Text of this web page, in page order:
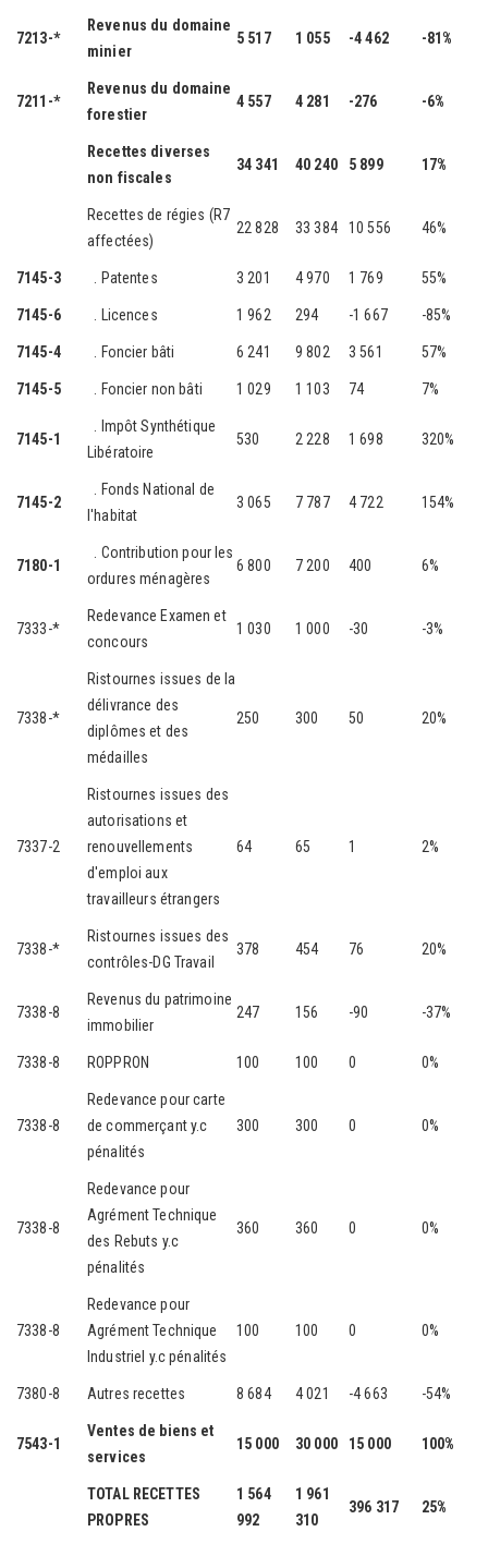
7213-*
Revenus du domaine
minier
5 517 1 055 -4 462 -81%
7211-*
Revenus du domaine
forestier
4 557 4 281 -276 -6%
Recettes diverses
non fiscales
34 341 40 240 5 899 17%
Recettes de régies (R7
affectées)
22 828 33 384 10 556 46%
7145-3 . Patentes 3 201 4 970 1 769 55%
7145-6 . Licences 1 962 294 -1 667 -85%
7145-4 . Foncier bâti 6 241 9 802 3 561 57%
7145-5 . Foncier non bâti 1 029 1 103 74 7%
7145-1
. Impôt Synthétique
Libératoire
530 2 228 1 698 320%
7145-2
. Fonds National de
l'habitat
3 065 7 787 4 722 154%
7180-1
. Contribution pour les
ordures ménagères
6 800 7 200 400 6%
7333-*
Redevance Examen et
concours
1 030 1 000 -30 -3%
7338-*
Ristournes issues de la
délivrance des
diplômes et des
médailles
250 300 50 20%
7337-2
Ristournes issues des
autorisations et
renouvellements
d'emploi aux
travailleurs étrangers
64 65 1 2%
7338-*
Ristournes issues des
contrôles-DG Travail
378 454 76 20%
7338-8
Revenus du patrimoine
immobilier
247 156 -90 -37%
7338-8 ROPPRON 100 100 0 0%
7338-8
Redevance pour carte
de commerçant y.c
pénalités
300 300 0 0%
7338-8
Redevance pour
Agrément Technique
des Rebuts y.c
pénalités
360 360 0 0%
7338-8
Redevance pour
Agrément Technique
Industriel y.c pénalités
100 100 0 0%
7380-8 Autres recettes 8 684 4 021 -4 663 -54%
7543-1
Ventes de biens et
services
15 000 30 000 15 000 100%
TOTAL RECETTES
PROPRES
1 564
992
1 961
310
396 317 25%